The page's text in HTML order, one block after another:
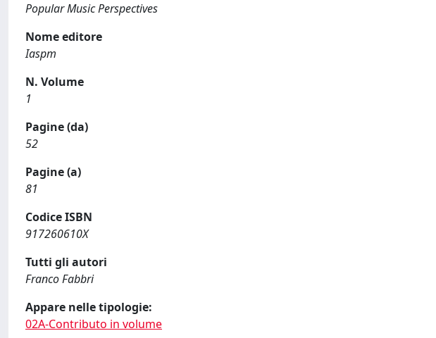
Popular Music Perspectives
Nome editore
Iaspm
N. Volume
1
Pagine (da)
52
Pagine (a)
81
Codice ISBN
917260610X
Tutti gli autori
Franco Fabbri
Appare nelle tipologie:
02A-Contributo in volume